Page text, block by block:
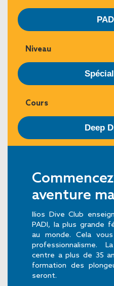
Niveau
Cours
Deep
aventure
Ilios Dive Club
PADI, la plus grande
au monde. Cela
professionnalisme.
centre a plus de 35
formation des
seront.